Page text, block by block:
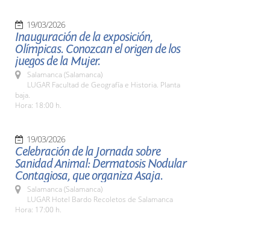
19/03/2026
Inauguración de la exposición,
Olímpicas. Conozcan el origen de los
juegos de la Mujer.
Salamanca (Salamanca)
LUGAR Facultad de Geografía e Historia. Planta
baja.
Hora: 18:00 h.
19/03/2026
Celebración de la Jornada sobre
Sanidad Animal: Dermatosis Nodular
Contagiosa, que organiza Asaja.
Salamanca (Salamanca)
LUGAR Hotel Bardo Recoletos de Salamanca
Hora: 17:00 h.